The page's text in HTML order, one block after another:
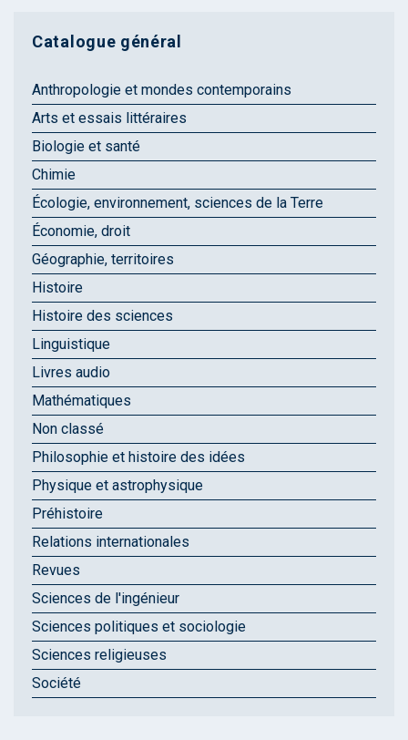
Catalogue général
Anthropologie et mondes contemporains
Arts et essais littéraires
Biologie et santé
Chimie
Écologie, environnement, sciences de la Terre
Économie, droit
Géographie, territoires
Histoire
Histoire des sciences
Linguistique
Livres audio
Mathématiques
Non classé
Philosophie et histoire des idées
Physique et astrophysique
Préhistoire
Relations internationales
Revues
Sciences de l'ingénieur
Sciences politiques et sociologie
Sciences religieuses
Société